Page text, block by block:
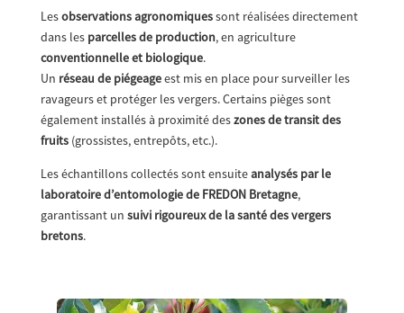
Lesobservations agronomiquessont réalisées directement
dans les parcelles de production, en agriculture
conventionnelle et biologique.
Un réseau de piégeageest mis en place pour surveiller les
ravageurs et protéger les vergers. Certains pièges sont
également installés à proximité deszones de transit des
fruits(grossistes, entrepôts, etc.).
Les échantillons collectés sont ensuite analysés par le
laboratoire d’entomologie de FREDON Bretagne,
garantissant un suivi rigoureux de la santé des vergers
bretons.